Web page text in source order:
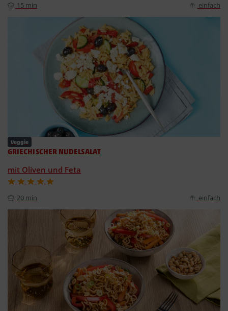
15 min einfach
Veggie
GRIECHISCHER NUDELSALAT
mit Oliven und Feta
20 min einfach